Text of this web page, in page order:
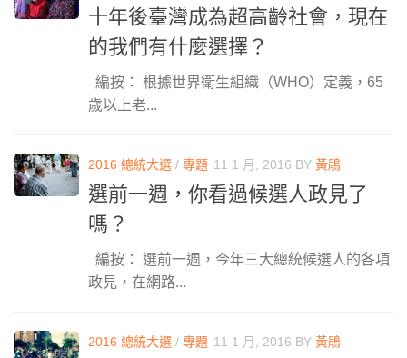
十年後臺灣成為超高齡社會，現在
的我們有什麼選擇？
編按： 根據世界衛生組織（WHO）定義，65
歲以上老...
2016 總統大選 / 專題 11 1 月, 2016 BY 黃鵑
選前一週，你看過候選人政見了
嗎？
編按： 選前一週，今年三大總統候選人的各項
政見，在網路...
2016 總統大選 / 專題 11 1 月, 2016 BY 黃鵑